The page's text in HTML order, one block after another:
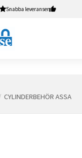
Snabba leveranser
CYLINDERBEHÖR ASSA